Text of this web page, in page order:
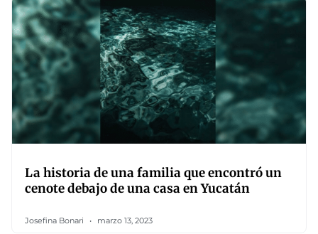
La historia de una familia que encontró un
cenote debajo de una casa en Yucatán
Josefina Bonari marzo 13, 2023